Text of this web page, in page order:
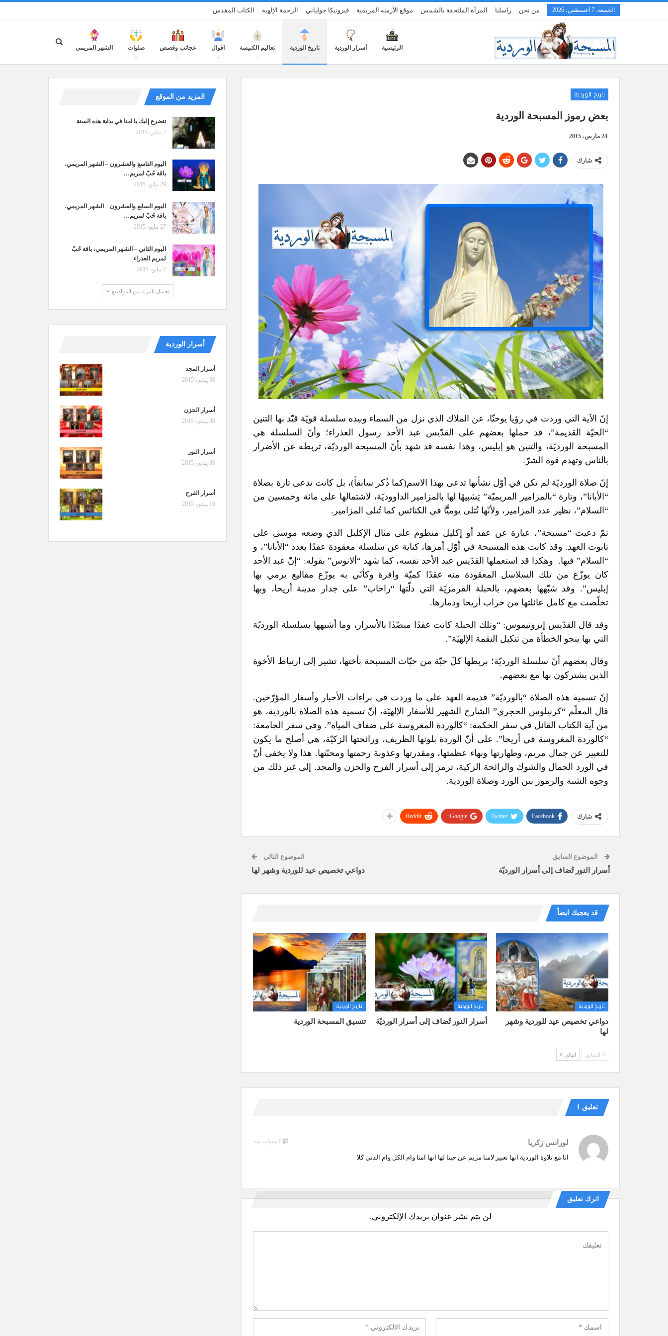
الجمعة، 7 أغسطس، 2026 من نحن راسلنا المرأة الملتحفة بالشمس موقع الأزمنة المريمية فيرونيكا جولياني الرحمة الإلهية الكتاب المقدس
الرئيسية أسرار الوردية تاريخ الوردية تعاليم الكنيسة اقوال عجائب وقصص صلوات الشهر المريمي
تاريخ الوردية
بعض رموز المسبحة الوردية
24 مارس، 2015
شارك
إنّ الآية التي وردت في رؤيا يوحنّا، عن الملاك الذي نزل من السماء وبيده سلسلة قويّة قيّد بها التنين
“الحيّة القديمة”، قد حملها بعضهم على القدّيس عبد الأحد رسول العذراء؛ وأنّ السلسلة هي
المسبحة الورديّة، والتنين هو إبليس، وهذا نفسه قد شهد بأنّ المسبحة الورديّة، تربطه عن الأضرار
بالناس وتهدم قوة الشرّ.
إنّ صلاة الورديّة لم تكن في أوّل نشأتها تدعى بهذا الاسم(كما ذُكر سابقاً)، بل كانت تدعى تارة بصلاة
“الأبانا”، وتارة “بالمزامير المريميّة” تِشبيهًا لها بالمزامير الداووديّة، لاشتمالها على مائة وخمسين من
“السلام”، نظير عدد المزامير، ولأنّها تُتلى يوميًّا في الكنائس كما تُتلى المزامير.
ثمّ دعيت “مسبحة”، عبارة عن عقد أو إكليل منظوم على مثال الإكليل الذي وضعه موسى على
تابوت العهد. وقد كانت هذه المسبحة في أوّل أمرها، كناية عن سلسلة معقودة عقدًا بعدد “الأبانا”، و
“السلام” فيها. وهكذا قد استعملها القدّيس عبد الأحد نفسه، كما شهد “ألانوس” بقوله: “إنّ عبد الأحد
كان يوزّع من تلك السلاسل المعقودة منه عقدًا كميّة وافرة وكأنّي به يوزّع مقاليع يرمي بها
إبليس”. وقد شبّهها بعضهم، بالحبلة القرمزيّة التي دلّتها “راحاب” على جدار مدينة أريحا، وبها
تخلّصت مع كامل عائلتها من خراب أريحا ودمارها.
وقد قال القدّيس إيرونيموس: “وتلك الحبلة كانت عقدًا منضّدًا بالأسرار، وما أشبهها بسلسلة الورديّة
التي بها ينجو الخطأة من تنكيل النقمة الإلهيّة”.
وقال بعضهم أنّ سلسلة الورديّة؛ بربطها كلّ حبّة من حبّات المسبحة بأختها، تشير إلى ارتباط الأخوة
الذين يشتركون بها مع بعضهم.
إنّ تسمية هذه الصلاة “بالورديّة” قديمة العهد على ما وردت في براءات الأحبار وأسفار المؤرّخين.
قال المعلّم “كرنيلوس الحجري” الشارح الشهير للأسفار الإلهيّة، إنّ تسمية هذه الصلاة بالوردية، هو
من آية الكتاب القائل في سفر الحكمة: “كالوردة المغروسة على ضفاف المياه”. وفي سفر الجامعة:
“كالوردة المغروسة في أريحا”. على أنّ الوردة بلونها الظريف، ورائحتها الزكيّة، هي أصلح ما يكون
للتعبير عن جمال مريم، وطهارتها وبهاء عظمتها، ومقدرتها وعذوبة رحمتها ومحبّتها. هذا ولا يخفى أنّ
في الورد الجمال والشوك والرائحة الزكية، ترمز إلى أسرار الفرح والحزن والمجد. إلى غير ذلك من
وجوه الشبه والرموز بين الورد وصلاة الوردية.
شارك Facebook
Twitter
Google+
ReddIt
الموضوع السابق
أسرار النور تُضاف إلى أسرار الورديّة
الموضوع التالي
دواعي تخصيص عيد للوردية وشهر لها
قد يعجبك ايضاً
تاريخ الوردية
دواعي تخصيص عيد للوردية وشهر
لها
تاريخ الوردية
أسرار النور تُضاف إلى أسرار الورديّة
تاريخ الوردية
تنسيق المسبحة الوردية
السابق التالي
تعليق 1
لورانس زكريا
انا مع تلاوة الوردية انها تعبير لامنا مريم عن حبنا لها انها امنا وام الكل وام الدني كلا
اترك تعليق
لن يتم نشر عنوان بريدك الإلكتروني.
المزيد من الموقع
نتضرع إليك يا امنا في بداية هذه السنة
7 يناير، 2015
اليوم التاسع والعشرون – الشهر المريمي،
باقة حُبّ لمريم…
29 مايو، 2015
اليوم السابع والعشرون – الشهر المريمي،
باقة حُبّ لمريم…
27 مايو، 2015
اليوم الثاني – الشهر المريمي، باقة حُبّ
لمريم العذراء
2 مايو، 2015
تحميل المزيد من المواضيع
أسرار الوردية
أسرار المجد
30 يناير، 2015
أسرار الحزن
30 يناير، 2015
أسرار النور
30 يناير، 2015
أسرار الفرح
19 يناير، 2015